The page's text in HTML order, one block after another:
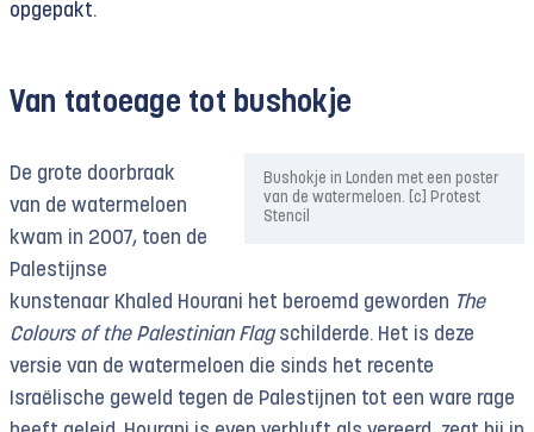
opgepakt.
Van tatoeage tot bushokje
Bushokje in Londen met een poster
van de watermeloen. [c] Protest
Stencil
De grote doorbraak
van de watermeloen
kwam in 2007, toen de
Palestijnse
kunstenaar Khaled Hourani het beroemd geworden The
Colours of the Palestinian Flagschilderde. Het is deze
versie van de watermeloen die sinds het recente
Israëlische geweld tegen de Palestijnen tot een ware rage